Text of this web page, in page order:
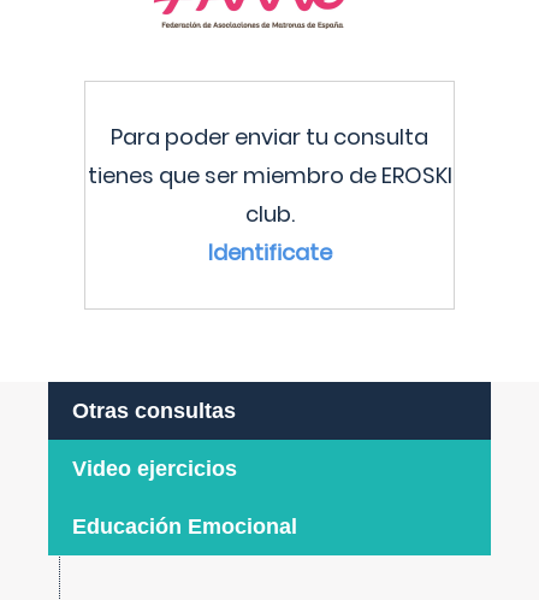
Para poder enviar tu consulta
tienes que ser miembro de EROSKI
club.
Identificate
Otras consultas
Video ejercicios
Educación Emocional